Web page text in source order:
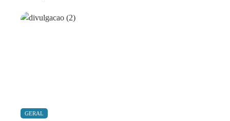
GERAL